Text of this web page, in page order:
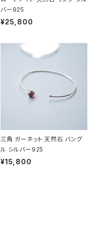
バー925
¥25,800
三角 ガーネット 天然石 バング
ル シルバー925
¥15,800